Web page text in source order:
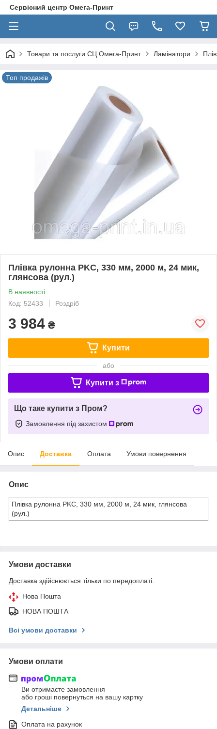
Сервісний центр Омега-Принт
Товари та послуги СЦ Омега-Принт Ламінатори
Топ продажів
Плівка рулонна PKC, 330 мм, 2000 м, 24 мик,
глянсова (рул.)
В наявності
Код: 52433
Роздріб
3 984 ₴
Купити
або
Купити з
Що таке купити з Пром?
Замовлення під захистом
Опис Доставка Оплата Умови повернення
Опис
Плівка рулонна PKC, 330 мм, 2000 м, 24 мик, глянсова
(рул.)
Умови доставки
Доставка здійснюється тільки по передоплаті.
Нова Пошта
НОВА ПОШТА
Всі умови доставки
Умови оплати
Ви отримаєте замовлення
або гроші повернуться на вашу картку
Детальніше
Оплата на рахунок